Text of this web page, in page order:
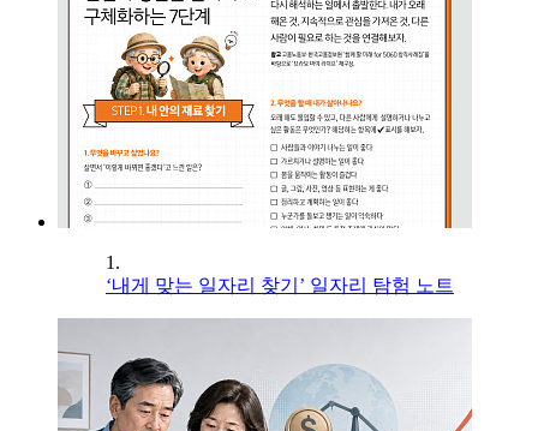
1.
‘내게 맞는 일자리 찾기’ 일자리 탐험 노트